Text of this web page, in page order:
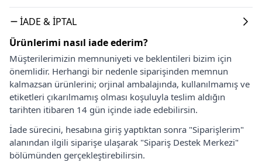
İADE & İPTAL
Ürünlerimi nasıl iade ederim?
Müşterilerimizin memnuniyeti ve beklentileri bizim için
önemlidir. Herhangi bir nedenle siparişinden memnun
kalmazsan ürünlerini; orjinal ambalajında, kullanılmamış ve
etiketleri çıkarılmamış olması koşuluyla teslim aldığın
tarihten itibaren 14 gün içinde iade edebilirsin.
İade sürecini, hesabına giriş yaptıktan sonra "Siparişlerim"
alanından ilgili siparişe ulaşarak "Sipariş Destek Merkezi"
bölümünden gerçekleştirebilirsin.